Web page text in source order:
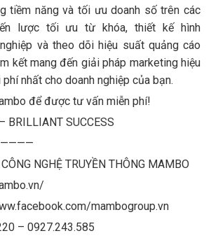
tiềm năng và tối ưu doanh số trên các
lược tối ưu từ khóa, thiết kế hình
và theo dõi hiệu suất quảng cáo
kết mang đến giải pháp marketing hiệu
nhất cho doanh nghiệp của bạn.
để được tư vấn miễn phí!
BRILLIANT SUCCESS
NGHỆ TRUYỀN THÔNG MAMBO
mambogroup.vn
– 0927.243.585